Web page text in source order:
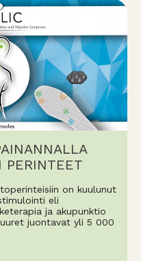
PERINTEET
on kuulunut
eli
ja akupunktio
juontavat yli 5 000